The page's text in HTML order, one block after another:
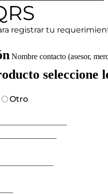
registrar tu
Nombre contacto (asesor,
seleccione
Otro